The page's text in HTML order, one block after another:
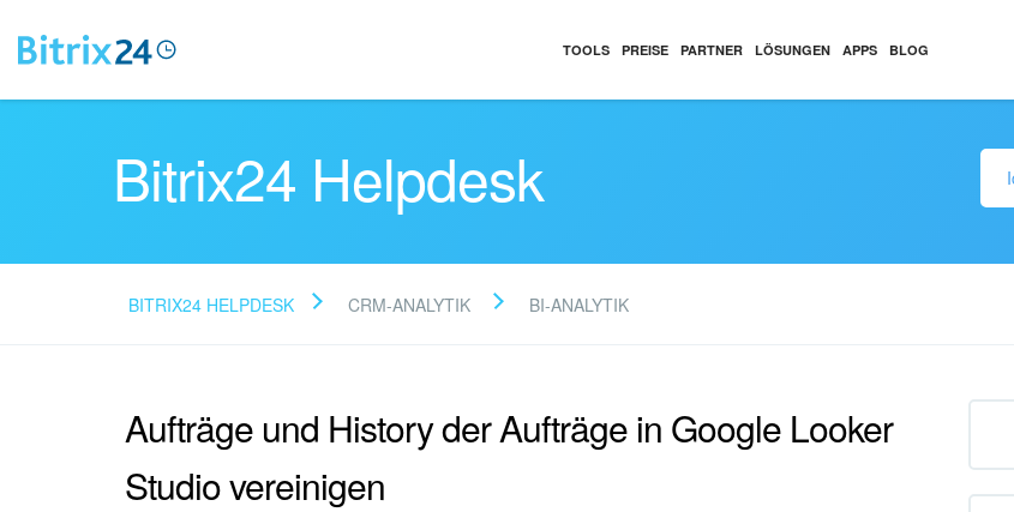
TOOLS PREISE PARTNER LÖSUNGEN APPS BLOG
Bitrix24 Helpdesk
BITRIX24 HELPDESK CRM-ANALYTIK BI-ANALYTIK
Aufträge und History der Aufträge in Google Looker
Studio vereinigen